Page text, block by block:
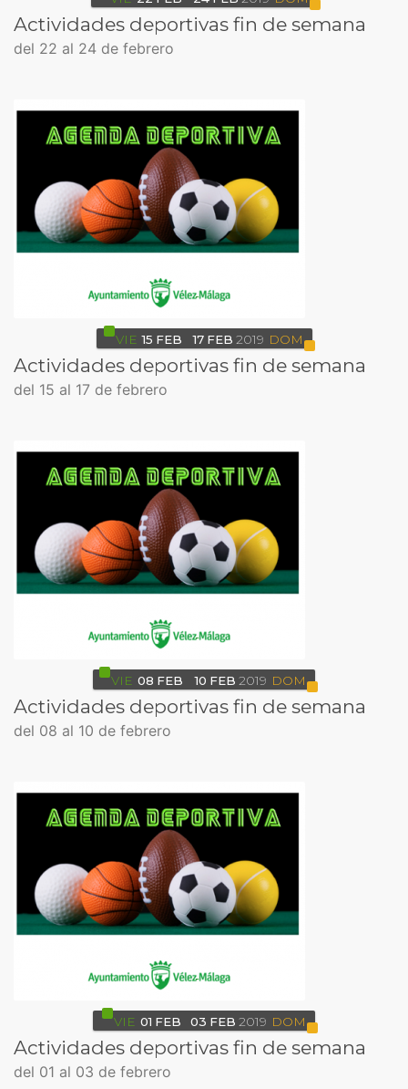
Actividades deportivas fin de semana
del 22 al 24 de febrero
VIE 15 FEB 17 FEB 2019 DOM
Actividades deportivas fin de semana
del 15 al 17 de febrero
VIE 08 FEB 10 FEB 2019 DOM
Actividades deportivas fin de semana
del 08 al 10 de febrero
VIE 01 FEB 03 FEB 2019 DOM
Actividades deportivas fin de semana
del 01 al 03 de febrero